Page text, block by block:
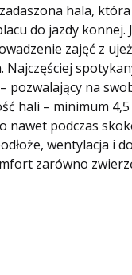
hala,
do jazdy konnej.
zajęć z
Najczęściej
pozwalający na
hali – minimum
nawet podczas
wentylacja i
zarówno